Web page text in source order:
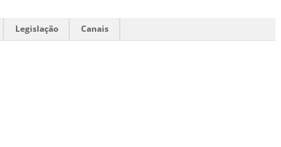
Legislação Canais